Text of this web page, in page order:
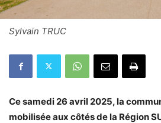
Sylvain TRUC
Ce samedi 26 avril 2025, la
mobilisée aux côtés de la Région